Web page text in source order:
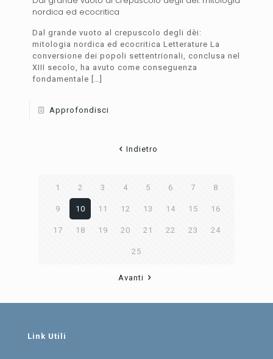
nordica ed ecocritica
Dal grande vuoto al crepuscolo degli dèi:
mitologia nordica ed ecocritica Letterature La
conversione dei popoli settentrionali, conclusa nel
XIII secolo, ha avuto come conseguenza
fondamentale
Approfondisci
Indietro
1 2 3 4 5 6 7 8
9 10 11 12 13 14 15 16
17 18 19 20 21 22 23 24
25
Avanti
Link Utili